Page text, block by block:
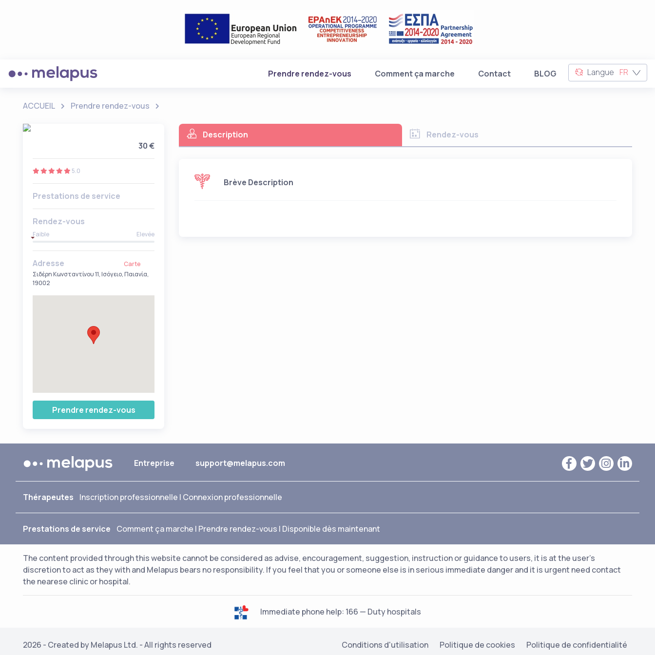
Prendre rendez-vous (current)Comment ça marche Contact BLOG Langue FR
ACCUEIL Prendre rendez-vous
30 €
5.0
Prestations de service
Rendez-vous
Faible Elevée
Adresse
Carte
Σιδέρη Κωνσταντίνου 11, Ισόγειο, Παιανία,
19002
Prendre rendez-vous
Description Rendez-vous
Brève Description
Entreprise support@melapus.com
Thérapeutes Inscription professionnelle | Connexion professionnelle
Prestations de service Comment ça marche | Prendre rendez-vous | Disponible dès maintenant
The content provided through this website cannot be considered as advise, encouragement, suggestion, instruction or guidance to users, it is at the user's
discretion to act as they with and Melapus bears no responsibility. If you feel that you or someone else is in serious immediate danger and it is urgent need contact
the nearese clinic or hospital.
Immediate phone help: 166 — Duty hospitals
2026 - Created by Melapus Ltd. - All rights reserved Conditions d'utilisation Politique de cookies Politique de confidentialité